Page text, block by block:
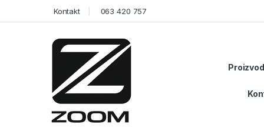
Kontakt 063 420 757